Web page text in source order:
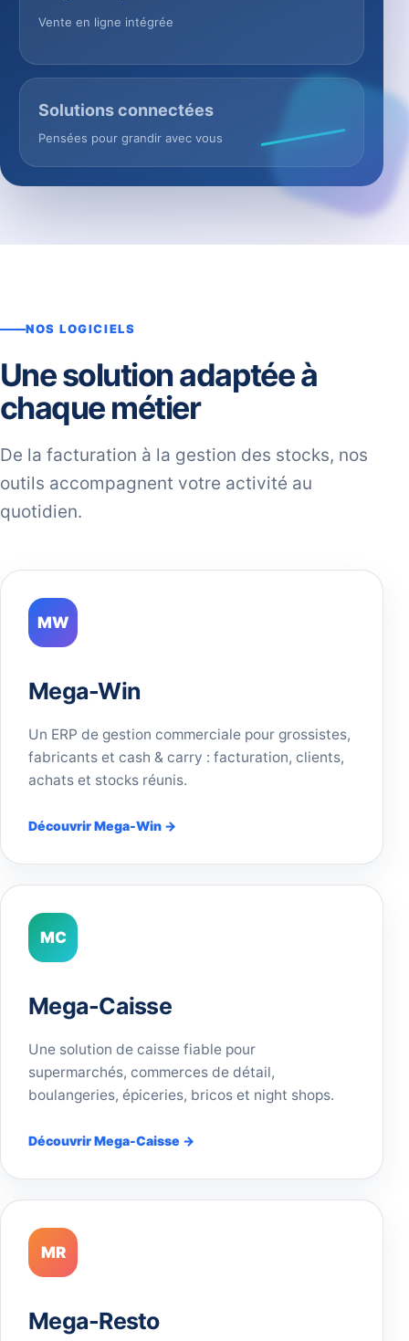
Vente en ligne intégrée
Solutions connectées
Pensées pour grandir avec vous
NOS LOGICIELS
Une solution adaptée à
chaque métier
De la facturation à la gestion des stocks, nos
outils accompagnent votre activité au
quotidien.
MW
Mega-Win
Un ERP de gestion commerciale pour grossistes,
fabricants et cash & carry : facturation, clients,
achats et stocks réunis.
Découvrir Mega-Win →
MC
Mega-Caisse
Une solution de caisse fiable pour
supermarchés, commerces de détail,
boulangeries, épiceries, bricos et night shops.
Découvrir Mega-Caisse →
MR
Mega-Resto